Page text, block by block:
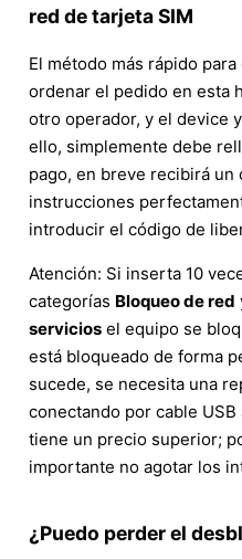
red de tarjeta SIM
El método más rápido
ordenar el pedido en esta
otro operador, y el device
ello, simplemente debe
pago, en breve recibirá
instrucciones
introducir el código de
Atención: Si inserta 10
categorías Bloqueo de red
servicios el equipo se
está bloqueado de forma
sucede, se necesita una
conectando por cable USB
tiene un precio superior;
importante no agotar los
¿Puedo perder el